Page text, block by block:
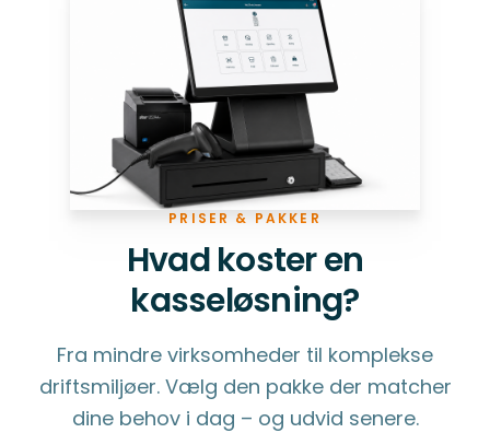
PRISER & PAKKER
Hvad koster en
kasseløsning?
Fra mindre virksomheder til komplekse
driftsmiljøer. Vælg den pakke der matcher
dine behov i dag – og udvid senere.